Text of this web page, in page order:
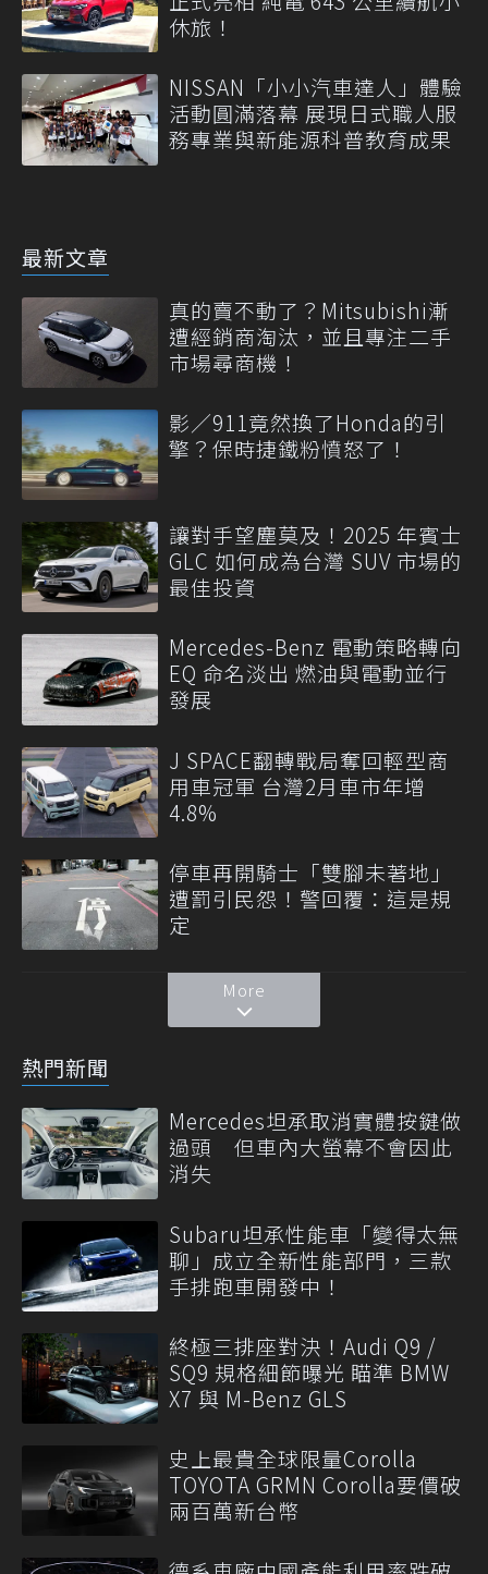
休旅！
NISSAN「小小汽車達人」體驗
活動圓滿落幕 展現日式職人服
務專業與新能源科普教育成果
最新文章
真的賣不動了？Mitsubishi漸
遭經銷商淘汰，並且專注二手
市場尋商機！
影／911竟然換了Honda的引
擎？保時捷鐵粉憤怒了！
讓對手望塵莫及！2025 年賓士
GLC 如何成為台灣 SUV 市場的
最佳投資
Mercedes-Benz 電動策略轉向
EQ 命名淡出 燃油與電動並行
發展
J SPACE翻轉戰局奪回輕型商
用車冠軍 台灣2月車市年增
4.8%
停車再開騎士「雙腳未著地」
遭罰引民怨！警回覆：這是規
定
More
熱門新聞
Mercedes坦承取消實體按鍵做
過頭 但車內大螢幕不會因此
消失
Subaru坦承性能車「變得太無
聊」成立全新性能部門，三款
手排跑車開發中！
終極三排座對決！Audi Q9 /
SQ9 規格細節曝光 瞄準 BMW
X7 與 M-Benz GLS
史上最貴全球限量Corolla
TOYOTA GRMN Corolla要價破
兩百萬新台幣